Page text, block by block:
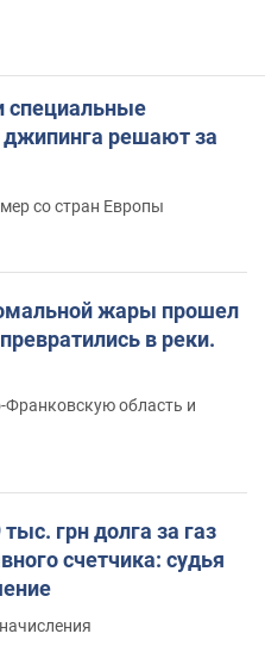
специальные
решают за
со стран Европы
жары прошел
в реки.
область и
грн долга за газ
счетчика: судья